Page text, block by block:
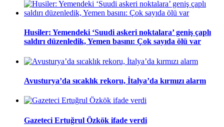
Husiler: Yemendeki ‘Suudi askeri noktalara’ geniş çaplı
saldırı düzenledik, Yemen basını: Çok sayıda ölü var
Avusturya’da sıcaklık rekoru, İtalya’da kırmızı alarm
Gazeteci Ertuğrul Özkök ifade verdi